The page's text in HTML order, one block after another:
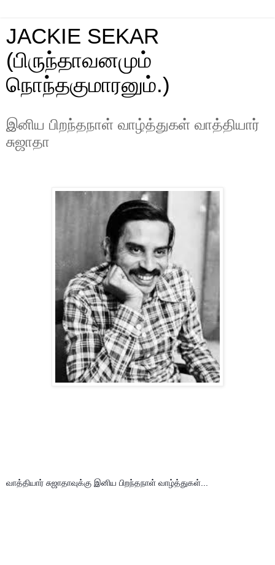
JACKIE SEKAR
(பிருந்தாவனமும்
நொந்தகுமாரனும்.)
இனிய பிறந்தநாள் வாழ்த்துகள் வாத்தியார்
சுஜாதா
வாத்தியார் சுஜாதாவுக்கு இனிய பிறந்தநாள் வாழ்த்துகள்...